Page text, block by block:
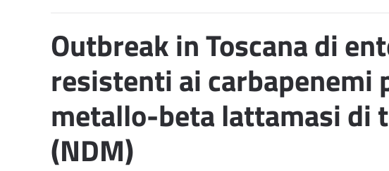
Outbreak in Toscana di
resistenti ai carbapenemi
metallo-beta lattamasi di
(NDM)